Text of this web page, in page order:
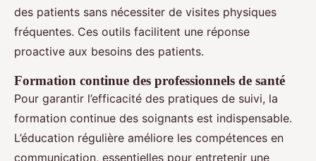
des patients sans nécessiter de visites physiques
fréquentes. Ces outils facilitent une réponse
proactive aux besoins des patients.
Formation continue des professionnels de santé
Pour garantir l’efficacité des pratiques de suivi, la
formation continue des soignants est indispensable.
L’éducation régulière améliore les compétences en
communication, essentielles pour entretenir une